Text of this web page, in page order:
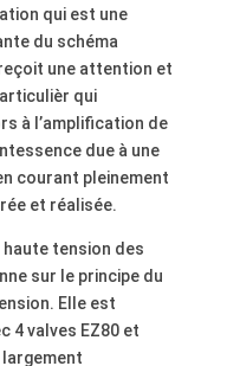
qui est une
du schéma
une attention et
qui
à l’amplification de
due à une
courant pleinement
et réalisée.
haute tension des
sur le principe du
Elle est
4 valves EZ80 et